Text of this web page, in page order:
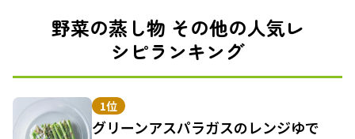
野菜の蒸し物 その他の人気レ
シピランキング
1位
グリーンアスパラガスのレンジゆで